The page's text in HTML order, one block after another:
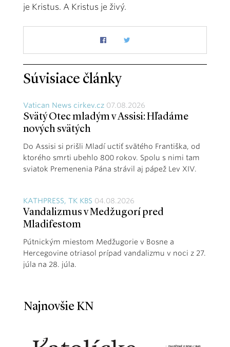
je Kristus. A Kristus je živý.
Súvisiace články
Vatican News cirkev.cz 07.08.2026
Svätý Otec mladým v Assisi: Hľadáme
nových svätých
Do Assisi si prišli Mladí uctiť svätého Františka, od
ktorého smrti ubehlo 800 rokov. Spolu s nimi tam
sviatok Premenenia Pána strávil aj pápež Lev XIV.
KATHPRESS, TK KBS 04.08.2026
Vandalizmus v Medžugorí pred
Mladifestom
Pútnickým miestom Medžugorie v Bosne a
Hercegovine otriasol prípad vandalizmu v noci z 27.
júla na 28. júla.
Najnovšie KN